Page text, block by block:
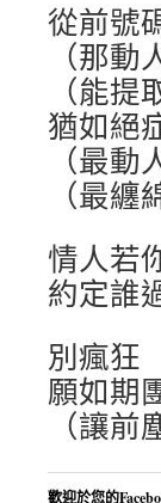
從前號
（那
（能
猶如絕
（最
（最
情人若
約定誰
別瘋狂
願如期
（讓
歡迎於您的